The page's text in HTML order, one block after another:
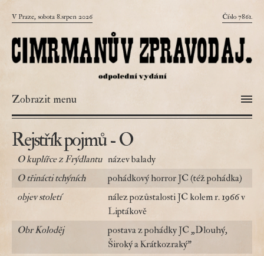
V Praze, sobota 8.srpen 2026 Číslo 7861.
Zobrazit menu
Rejstřík pojmů - O
O kuplířce z Frýdlantu název balady
O třinácti tchýních
pohádkový horror JC (též pohádka)
objev století
nález pozůstalosti JC kolem r. 1966 v
Liptákově
Obr Koloděj
postava z pohádky JC „Dlouhý,
Široký a Krátkozraký"